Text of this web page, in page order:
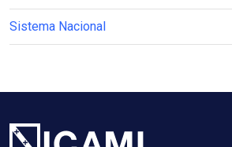
Sistema Nacional